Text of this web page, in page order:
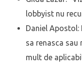
lobbyist nu
Daniel Apostol:
sa renasca sau
mult de